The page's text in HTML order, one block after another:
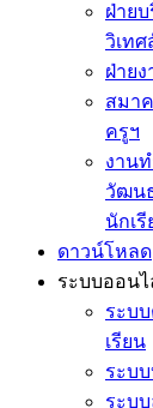
ฝ่าย
วิเท
ฝ่าย
สมา
ครูฯ
งาน
วัฒน
นักเรี
ดาวน์โหลด
ระบบออน
ระบ
เรียน
ระบ
ระบ